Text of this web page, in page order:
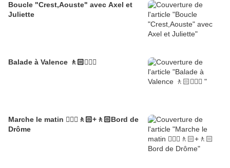
Boucle "Crest,Aouste" avec Axel et
Juliette
Balade à Valence 🚶🏻🚶🏼‍♂️
Marche le matin 🚶🏼‍♂️🚶🏻+🚶🏻Bord de
Drôme